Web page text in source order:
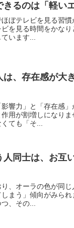
るのは「軽い
ぼテレビを見る習
を見る時間をかな
います...
は、存在感が大
響力」と「存在感
用が割増しになり
ても「そ...
人同士は、お互
、オーラの色が同
まう」傾向がみら
、その...